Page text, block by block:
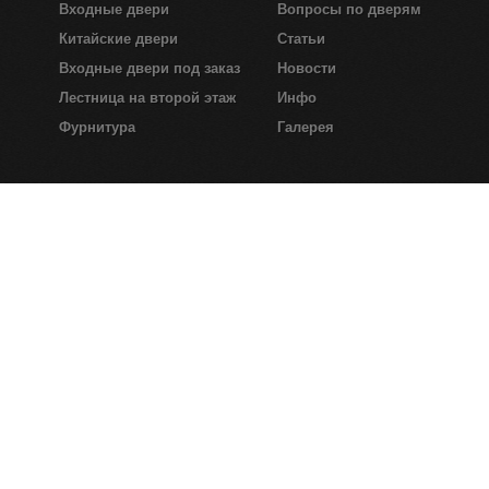
Входные двери
Китайские двери
Входные двери под заказ
Лестница на второй этаж
Фурнитура
Вопросы по дверям
Статьи
Новости
Инфо
Галерея